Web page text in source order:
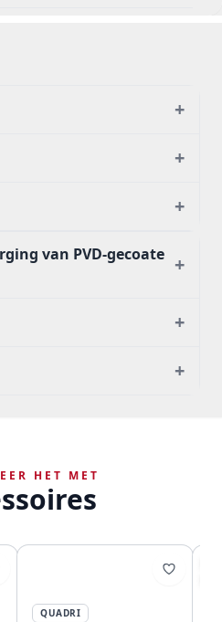
+
+
+
van PVD-gecoate +
+
+
HET MET
QUADRI